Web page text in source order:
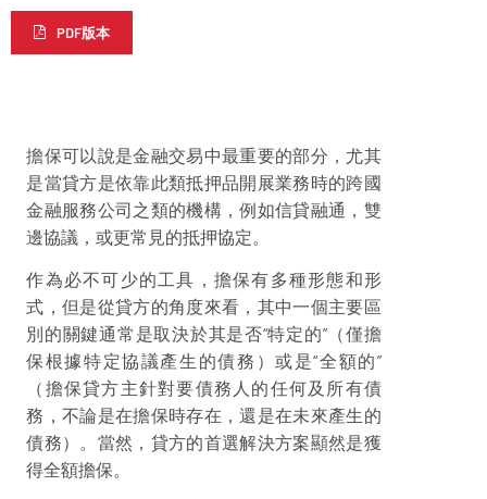
PDF版本
擔保可以說是金融交易中最重要的部分，尤其
是當貸方是依靠此類抵押品開展業務時的跨國
金融服務公司之類的機構，例如信貸融通，雙
邊協議，或更常見的抵押協定。
作為必不可少的工具，擔保有多種形態和形
式，但是從貸方的角度來看，其中一個主要區
別的關鍵通常是取決於其是否“特定的”（僅擔
保根據特定協議產生的債務）或是“全額的”
（擔保貸方主針對要債務人的任何及所有債
務，不論是在擔保時存在，還是在未來產生的
債務）。當然，貸方的首選解決方案顯然是獲
得全額擔保。